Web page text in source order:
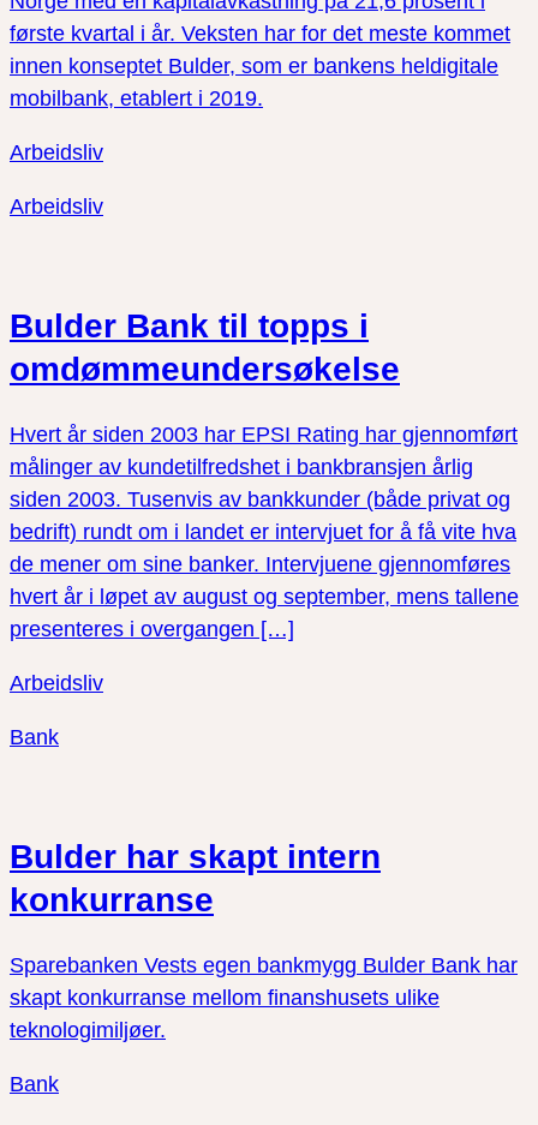
første kvartal i år. Veksten har for det meste kommet
innen konseptet Bulder, som er bankens heldigitale
mobilbank, etablert i 2019.
Arbeidsliv
Arbeidsliv
Bulder Bank til topps i
omdømmeundersøkelse
Hvert år siden 2003 har EPSI Rating har gjennomført
målinger av kundetilfredshet i bankbransjen årlig
siden 2003. Tusenvis av bankkunder (både privat og
bedrift) rundt om i landet er intervjuet for å få vite hva
de mener om sine banker. Intervjuene gjennomføres
hvert år i løpet av august og september, mens tallene
presenteres i overgangen […]
Arbeidsliv
Bank
Bulder har skapt intern
konkurranse
Sparebanken Vests egen bankmygg Bulder Bank har
skapt konkurranse mellom finanshusets ulike
teknologimiljøer.
Bank